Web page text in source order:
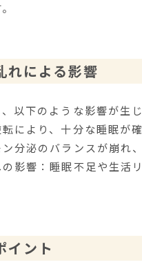
れによる影響
以下のような影響が生
により、十分な睡眠が
分泌のバランスが崩れ
の影響：睡眠不足や生
イント